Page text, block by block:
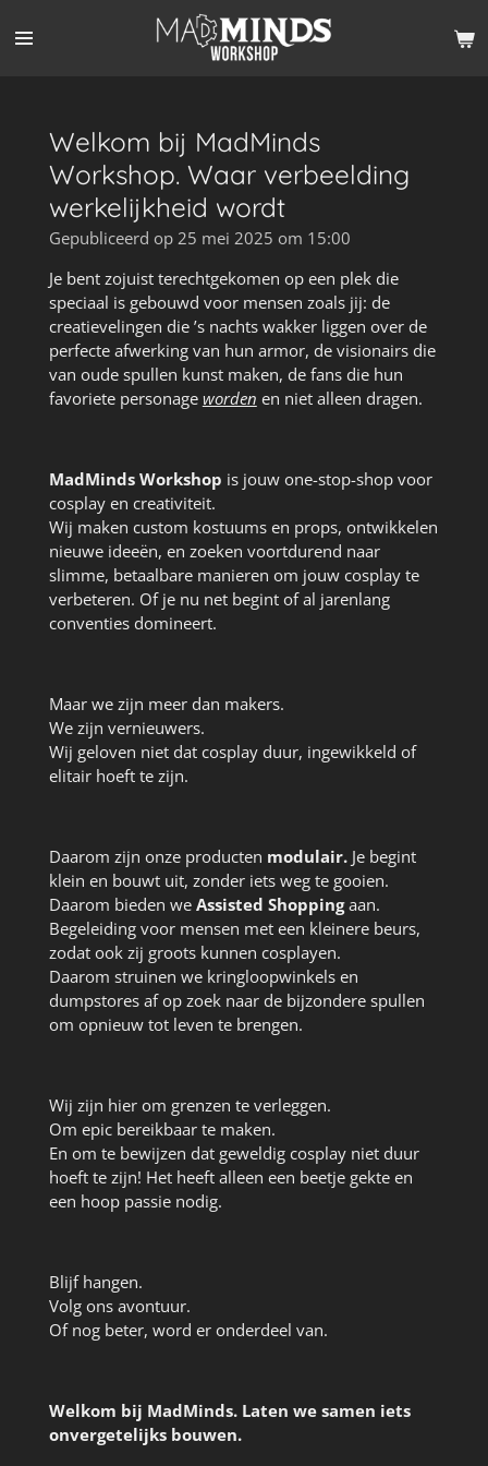
direct
Welkom bij MadMinds
Workshop. Waar verbeelding
werkelijkheid wordt
Gepubliceerd op 25 mei 2025 om 15:00
Je bent zojuist terechtgekomen op een plek die
speciaal is gebouwd voor mensen zoals jij: de
creatievelingen die ’s nachts wakker liggen over de
perfecte afwerking van hun armor, de visionairs die
van oude spullen kunst maken, de fans die hun
favoriete personage worden en niet alleen dragen.
MadMinds Workshop is jouw one-stop-shop voor
cosplay en creativiteit.
Wij maken custom kostuums en props, ontwikkelen
nieuwe ideeën, en zoeken voortdurend naar
slimme, betaalbare manieren om jouw cosplay te
verbeteren. Of je nu net begint of al jarenlang
conventies domineert.
Maar we zijn meer dan makers.
We zijn vernieuwers.
Wij geloven niet dat cosplay duur, ingewikkeld of
elitair hoeft te zijn.
Daarom zijn onze producten modulair.Je begint
klein en bouwt uit, zonder iets weg te gooien.
Daarom bieden we Assisted Shoppingaan.
Begeleiding voor mensen met een kleinere beurs,
zodat ook zij groots kunnen cosplayen.
Daarom struinen we kringloopwinkels en
dumpstores af op zoek naar de bijzondere spullen
om opnieuw tot leven te brengen.
Wij zijn hier om grenzen te verleggen.
Om epic bereikbaar te maken.
En om te bewijzen dat geweldig cosplay niet duur
hoeft te zijn! Het heeft alleen een beetje gekte en
een hoop passie nodig.
Blijf hangen.
Volg ons avontuur.
Of nog beter, word er onderdeel van.
Welkom bij MadMinds. Laten we samen iets
onvergetelijks bouwen.